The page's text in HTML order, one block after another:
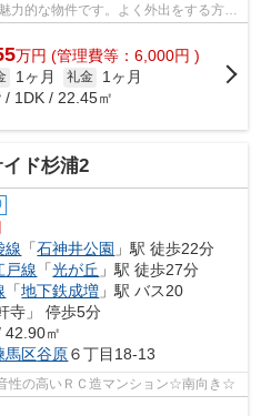
力的な物件です。よく外出をする方、
...
万円 (管理費等：6,000円 )
1ヶ月 礼金
1ヶ月
/ 1DK / 22.45㎡
ド杉浦2
線 「石神井公園 」駅 徒歩22分
戸線 「光が丘 」駅 徒歩27分
「地下鉄成増 」駅 バス20
寺」 停歩5分
42.90㎡
馬区谷原６丁目18-13
性の高いＲＣ造マンション☆南向き☆